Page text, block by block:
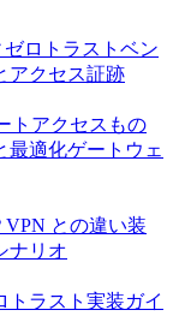
ゼロトラスト ベン
アクセス証跡
トアクセス もの
最適化ゲートウェ
VPN との違い装
ナリオ
トラスト実装ガイ